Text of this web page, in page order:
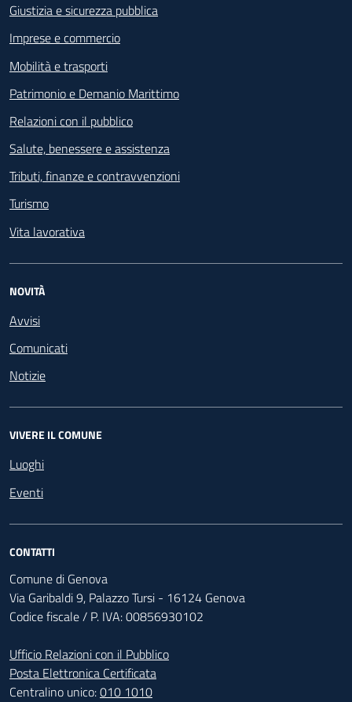
Giustizia e sicurezza pubblica
Imprese e commercio
Mobilità e trasporti
Patrimonio e Demanio Marittimo
Relazioni con il pubblico
Salute, benessere e assistenza
Tributi, finanze e contravvenzioni
Turismo
Vita lavorativa
NOVITÀ
Avvisi
Comunicati
Notizie
VIVERE IL COMUNE
Luoghi
Eventi
CONTATTI
Comune di Genova
Via Garibaldi 9, Palazzo Tursi - 16124 Genova
Codice fiscale / P. IVA: 00856930102
Ufficio Relazioni con il Pubblico
Posta Elettronica Certificata
Centralino unico:010 1010